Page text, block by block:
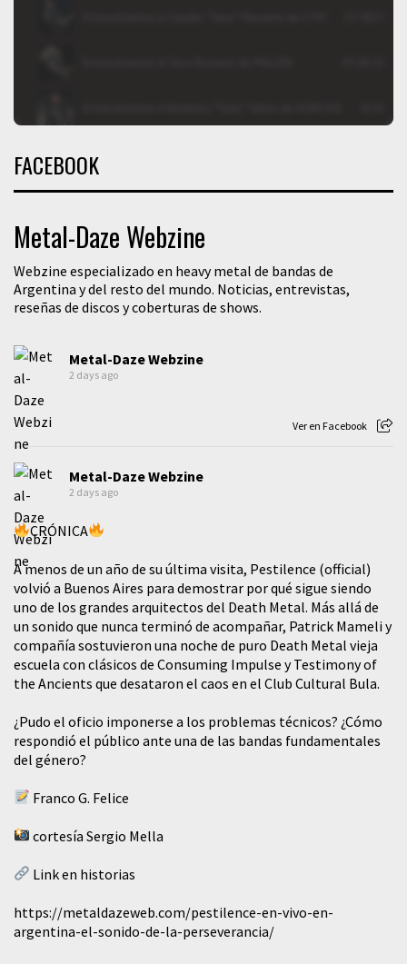
FACEBOOK
Metal-Daze Webzine
Webzine especializado en heavy metal de bandas de
Argentina y del resto del mundo. Noticias, entrevistas,
reseñas de discos y coberturas de shows.
Metal-Daze Webzine
2 days ago
Ver en Facebook
Metal-Daze Webzine
2 days ago
CRÓNICA
A menos de un año de su última visita, Pestilence (official)
volvió a Buenos Aires para demostrar por qué sigue siendo
uno de los grandes arquitectos del Death Metal. Más allá de
un sonido que nunca terminó de acompañar, Patrick Mameli y
compañía sostuvieron una noche de puro Death Metal vieja
escuela con clásicos de Consuming Impulse y Testimony of
the Ancients que desataron el caos en el Club Cultural Bula.
¿Pudo el oficio imponerse a los problemas técnicos? ¿Cómo
respondió el público ante una de las bandas fundamentales
del género?
Franco G. Felice
cortesía Sergio Mella
Link en historias
https://metaldazeweb.com/pestilence-en-vivo-en-
argentina-el-sonido-de-la-perseverancia/